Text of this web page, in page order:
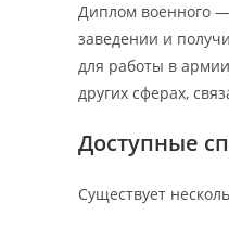
Диплом военного —
заведении и
для работы в
других сферах,
Доступные
Существует